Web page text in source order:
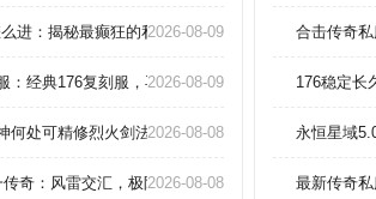
炸裂屏幕，无限转职由你搭
竞技，横扫诸天，书写你的"传
进：揭秘最癫狂的私服大陆！
2026-08-09
：经典176复刻服，再战赤月峡谷巅峰！
2026-08-09
何处可精修烈火剑法！2026-08-08
奇：风雷交汇，极限闪避瞬杀！
2026-08-08
合击传奇
176稳定长
永恒星域
最新传奇